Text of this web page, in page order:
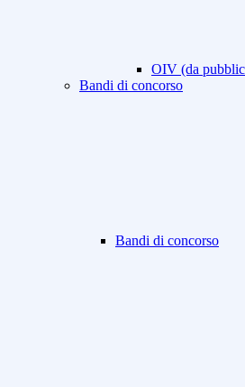
OIV (da
Bandi di concorso
Bandi di concorso